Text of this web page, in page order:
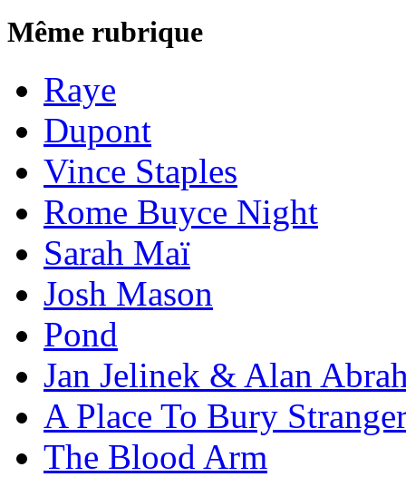
Même rubrique
Raye
Dupont
Vince Staples
Rome Buyce Night
Sarah Maï
Josh Mason
Pond
Jan Jelinek & Alan
A Place To Bury
The Blood Arm